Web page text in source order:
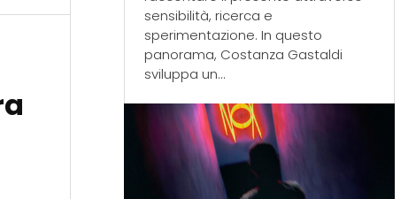
sensibilità, ricerca e
sperimentazione. In questo
panorama, Costanza Gastaldi
sviluppa un...